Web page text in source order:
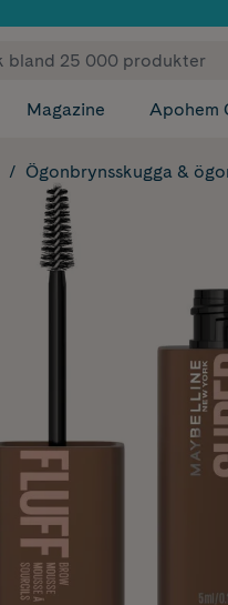
✓
Magazine Apohem
Ögonbrynsskugga &